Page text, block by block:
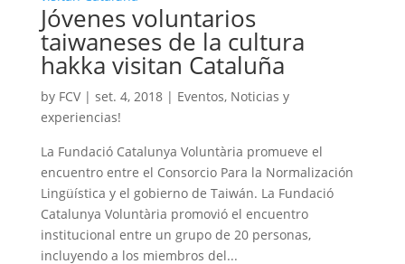
Jóvenes voluntarios
taiwaneses de la cultura
hakka visitan Cataluña
by FCV| set. 4, 2018| Eventos, Noticias y
experiencias!
La Fundació Catalunya Voluntària promueve el
encuentro entre el Consorcio Para la Normalización
Lingüística y el gobierno de Taiwán. La Fundació
Catalunya Voluntària promovió el encuentro
institucional entre un grupo de 20 personas,
incluyendo a los miembros del...